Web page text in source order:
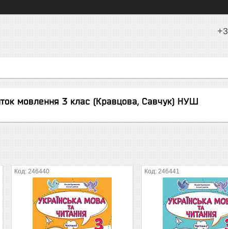
мовлення 3 клас (Кравцова, Савчук) НУШ
246440 246441